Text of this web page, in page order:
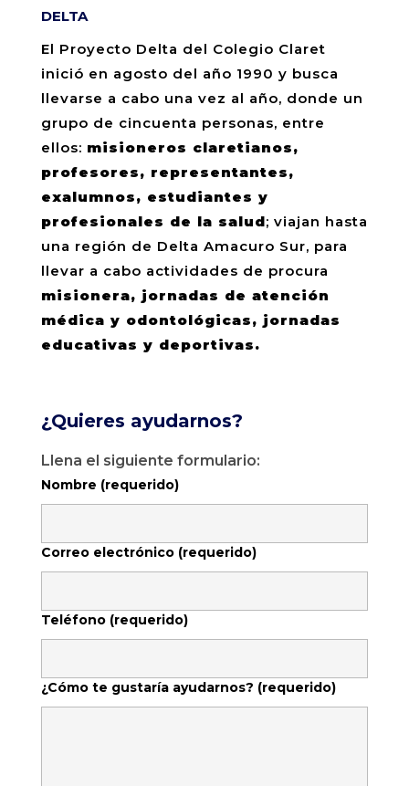
DELTA
El Proyecto Delta del Colegio Claret
inició en agosto del año 1990 y busca
llevarse a cabo una vez al año, donde un
grupo de cincuenta personas, entre
ellos: misioneros claretianos,
profesores, representantes,
exalumnos, estudiantes y
profesionales de la salud; viajan hasta
una región de Delta Amacuro Sur, para
llevar a cabo actividades de procura
misionera, jornadas de atención
médica y odontológicas, jornadas
educativas y deportivas.
¿Quieres ayudarnos?
Llena el siguiente formulario:
Nombre (requerido)
Correo electrónico (requerido)
Teléfono (requerido)
¿Cómo te gustarí­a ayudarnos? (requerido)